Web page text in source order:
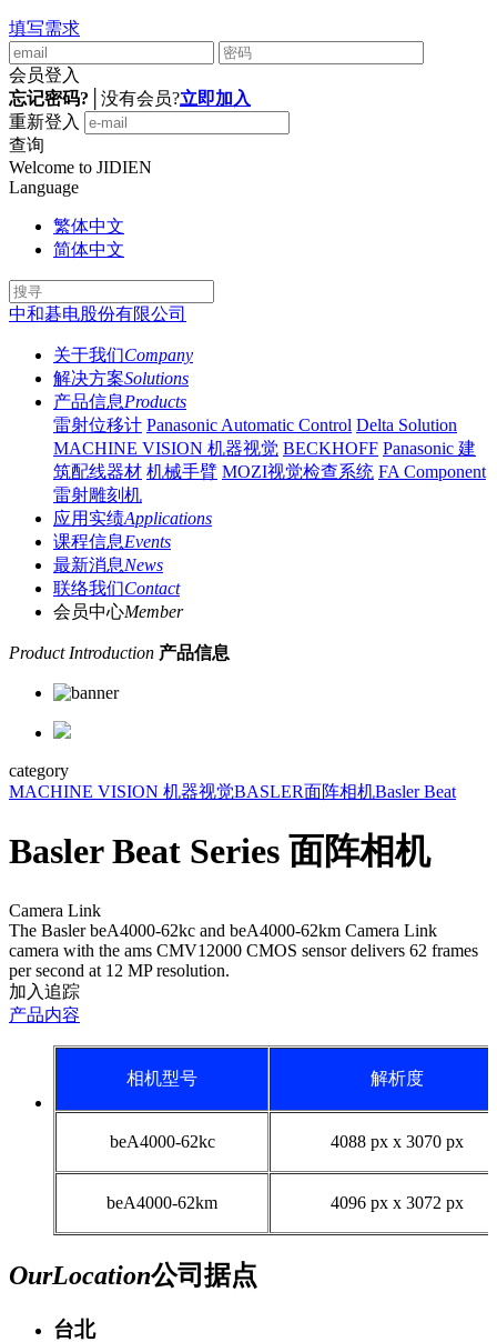
填写需求
会员登入
忘记密码?
没有会员?立即加入
重新登入
查询
Welcome to JIDIEN
Language
繁体中文
简体中文
中和碁电股份有限公司
关于我们Company
解决方案Solutions
产品信息Products
雷射位移计 Panasonic Automatic Control Delta Solution
MACHINE VISION 机器视觉 BECKHOFF Panasonic 建
筑配线器材 机械手臂 MOZI视觉检查系统 FA Component
雷射雕刻机
应用实绩Applications
课程信息Events
最新消息News
联络我们Contact
会员中心Member
Product Introduction 产品信息
category
MACHINE VISION 机器视觉BASLER面阵相机Basler Beat
Basler Beat Series 面阵相机
Camera Link
The Basler beA4000-62kc and beA4000-62km Camera Link
camera with the ams CMV12000 CMOS sensor delivers 62 frames
per second at 12 MP resolution.
加入追踪
产品内容
相机型号 解析度
beA4000-62kc 4088 px x 3070 px
beA4000-62km 4096 px x 3072 px
OurLocation公司据点
台北